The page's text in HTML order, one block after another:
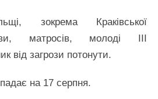
зокрема Краківської
матросів, молоді ІІІ
від загрози потонути.
на 17 серпня.